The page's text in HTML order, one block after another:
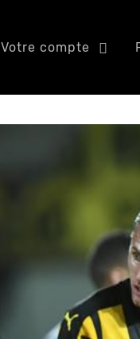
Votre compte